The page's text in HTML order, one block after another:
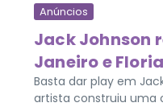
Anúncios
Jack Johnson
Janeiro e
Basta dar play em
artista construiu uma